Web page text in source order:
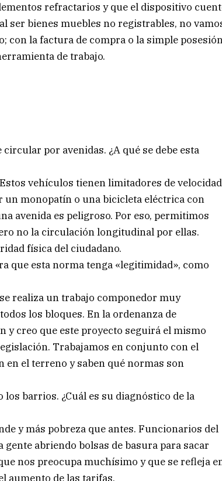
refractarios y que el dispositivo
ser bienes muebles no registrables, no
con la factura de compra o la simple
de trabajo.
por avenidas. ¿A qué se debe esta
vehículos tienen limitadores de velocidad
un monopatín o una bicicleta eléctrica con
avenida es peligroso. Por eso, permitimos
no la circulación longitudinal por ellas.
física del ciudadano.
que esta norma tenga «legitimidad», como
realiza un trabajo componedor muy
los bloques. En la ordenanza de
y creo que este proyecto seguirá el mismo
Trabajamos en conjunto con el
el terreno y saben qué normas son
barrios. ¿Cuál es su diagnóstico de la
y más pobreza que antes. Funcionarios del
abriendo bolsas de basura para sacar
nos preocupa muchísimo y que se refleja
aumento de las tarifas.